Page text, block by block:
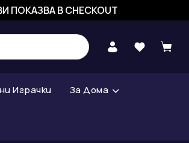
В CHECKOUT
Играчки За Дома